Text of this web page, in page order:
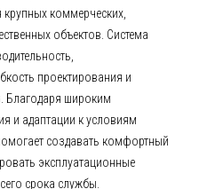
коммерческих,
объектов. Система
проектирования и
Благодаря широким
и адаптации к условиям
создавать комфортный
эксплуатационные
срока службы.